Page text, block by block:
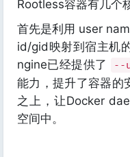
Rootless容器有几个
首先是利用 user
id/gid映射到宿主机
ngine已经提供了
--
能力，提升了容器的
之上，让Docker
空间中。